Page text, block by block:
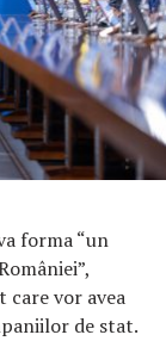
forma “un
vor avea
de stat.